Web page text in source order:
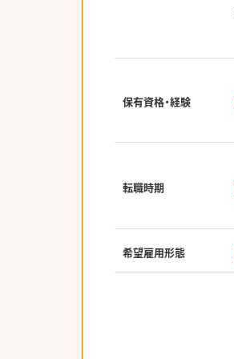
保有資格・経験
転職時期
希望雇用形態